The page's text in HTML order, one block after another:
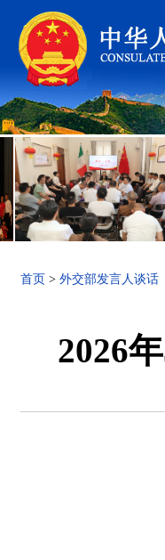
首页 > 外交部发言人谈话
2026